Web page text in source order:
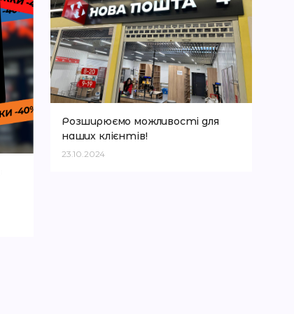
Розширюємо можливості для
наших клієнтів!
23.10.2024